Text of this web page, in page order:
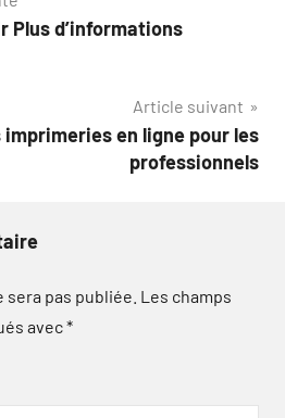
Plus d’informations
Article suivant
imprimeries en ligne pour les
professionnels
pas publiée. Les champs
avec*